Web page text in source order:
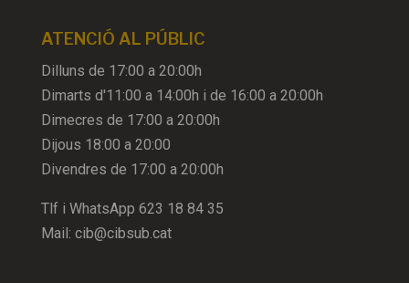
ATENCIÓ AL PÚBLIC
Dilluns de 17:00 a 20:00h
Dimarts d'11:00 a 14:00h i de 16:00 a 20:00h
Dimecres de 17:00 a 20:00h
Dijous 18:00 a 20:00
Divendres de 17:00 a 20:00h
Tlf i WhatsApp 623 18 84 35
Mail: cib@cibsub.cat